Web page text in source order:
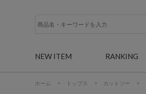
NEW ITEM RANKING
ホーム > トップス > カットソー >